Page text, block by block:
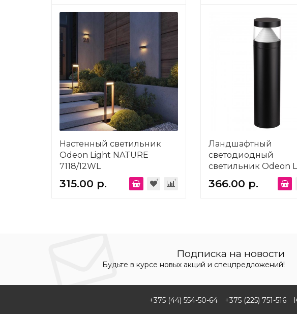
Настенный светильник
Odeon Light NATURE
7118/12WL
315.00 р.
Ландшафтный
светодиодный
светильник Odeon
Nature Hulk 7140/
366.00 р.
Подписка на новости
Будьте в курсе новых акций и спецпредложений!
+375 (44) 554-50-64 +375 (225) 751-516